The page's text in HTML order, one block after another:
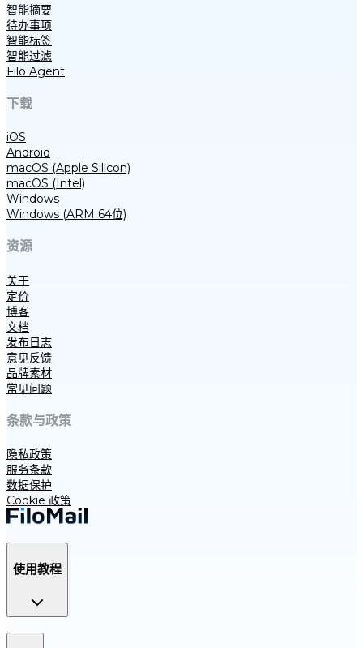
智能摘要
待办事项
智能标签
智能过滤
Filo Agent
下载
iOS
Android
macOS (Apple Silicon)
macOS (Intel)
Windows
Windows (ARM 64位)
资源
关于
定价
博客
文档
发布日志
意见反馈
品牌素材
常见问题
条款与政策
隐私政策
服务条款
数据保护
Cookie 政策
使用教程